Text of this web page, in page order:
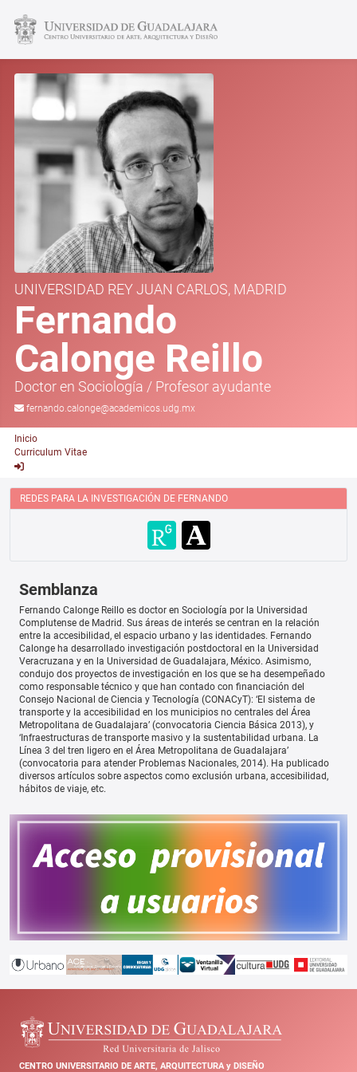
UNIVERSIDAD REY JUAN CARLOS, MADRID
Fernando
Calonge Reillo
Doctor en Sociología / Profesor ayudante
fernando.calonge@academicos.udg.mx
Inicio
Curriculum Vitae
REDES PARA LA INVESTIGACIÓN DE FERNANDO
Semblanza
Fernando Calonge Reillo es doctor en Sociología por la Universidad
Complutense de Madrid. Sus áreas de interés se centran en la relación
entre la accesibilidad, el espacio urbano y las identidades. Fernando
Calonge ha desarrollado investigación postdoctoral en la Universidad
Veracruzana y en la Universidad de Guadalajara, México. Asimismo,
condujo dos proyectos de investigación en los que se ha desempeñado
como responsable técnico y que han contado con financiación del
Consejo Nacional de Ciencia y Tecnología (CONACyT): ‘El sistema de
transporte y la accesibilidad en los municipios no centrales del Área
Metropolitana de Guadalajara’ (convocatoria Ciencia Básica 2013), y
‘Infraestructuras de transporte masivo y la sustentabilidad urbana. La
Línea 3 del tren ligero en el Área Metropolitana de Guadalajara’
(convocatoria para atender Problemas Nacionales, 2014). Ha publicado
diversos artículos sobre aspectos como exclusión urbana, accesibilidad,
hábitos de viaje, etc.
CENTRO UNIVERSITARIO DE ARTE, ARQUITECTURA y DISEÑO